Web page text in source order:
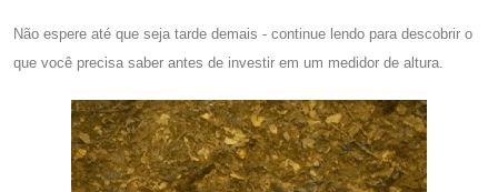
Não espere até que seja tarde demais - continue lendo para descobrir o
que você precisa saber antes de investir em um medidor de altura.